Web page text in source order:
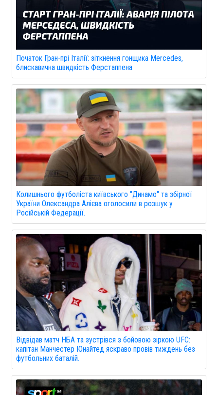
Початок Гран-прі Італії: зіткнення гонщика Mercedes,
блискавична швидкість Ферстаппена
Колишнього футболіста київського "Динамо" та збірної
України Олександра Алієва оголосили в розшук у
Російській Федерації.
Відвідав матч НБА та зустрівся з бойовою зіркою UFC:
капітан Манчестер Юнайтед яскраво провів тиждень без
футбольних баталій.